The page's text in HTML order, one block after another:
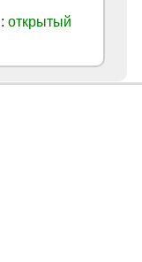
открытый